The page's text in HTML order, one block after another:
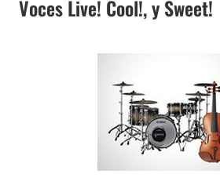
Voces Live! Cool!, y Sweet!